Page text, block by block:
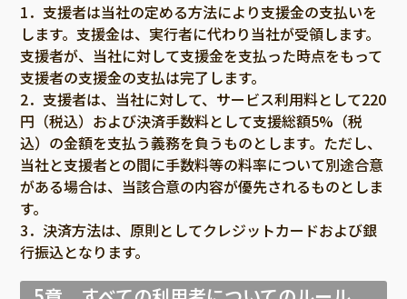
1．支援者は当社の定める方法により支援金の支払いを
します。支援金は、実行者に代わり当社が受領します。
支援者が、当社に対して支援金を支払った時点をもって
支援者の支援金の支払は完了します。
2．支援者は、当社に対して、サービス利用料として220
円（税込）および決済手数料として支援総額5%（税
込）の金額を支払う義務を負うものとします。ただし、
当社と支援者との間に手数料等の料率について別途合意
がある場合は、当該合意の内容が優先されるものとしま
す。
3．決済方法は、原則としてクレジットカードおよび銀
行振込となります。